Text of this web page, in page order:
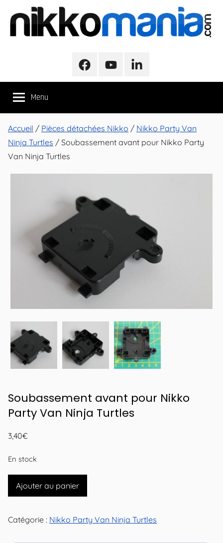
contenu
NikkoMania
Véhicules
Nikko
Evo
Pro-
FacebookYoutubeLinkedIn
Menu
Accueil / Pièces détachées Nikko / Nikko Party Van
Ninja Turtles / Soubassement avant pour Nikko Party
Van Ninja Turtles
Soubassement avant pour Nikko
Party Van Ninja Turtles
3,40€
En stock
quantité
de
avant
Ajouter au panier
Catégorie : Nikko Party Van Ninja Turtles